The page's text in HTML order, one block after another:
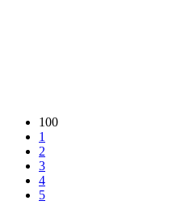
100
1
2
3
4
5